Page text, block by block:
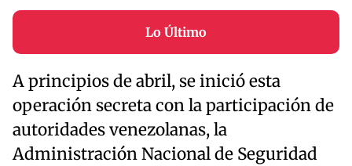
Lo Último
A principios de abril, se inició esta
operación secreta con la participación de
autoridades venezolanas, la
Administración Nacional de Seguridad